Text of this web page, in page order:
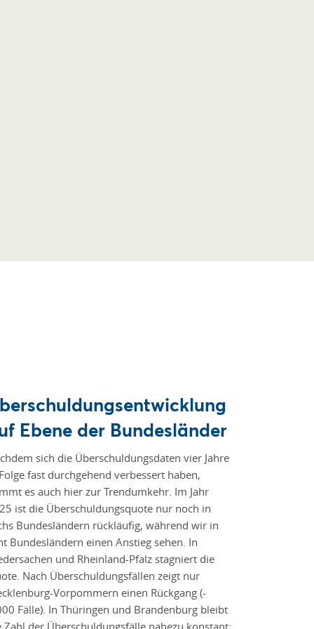
Ebene der Bundesländer
sich die Überschuldungsdaten vier Jahre
fast durchgehend verbessert haben,
es auch hier zur Trendumkehr. Im Jahr
ist die Überschuldungsquote nur noch in
Bundesländern rückläufig, während wir in
Bundesländern einen Anstieg sehen. In
und Rheinland-Pfalz stagniert die
Nach Überschuldungsfällen zeigt nur
Vorpommern einen Rückgang (-
Fälle). In Thüringen und Brandenburg bleibt